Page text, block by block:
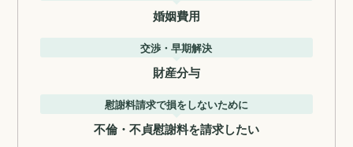
婚姻費用
交渉・早期解決
財産分与
慰謝料請求で損をしないために
不倫・不貞慰謝料を請求したい